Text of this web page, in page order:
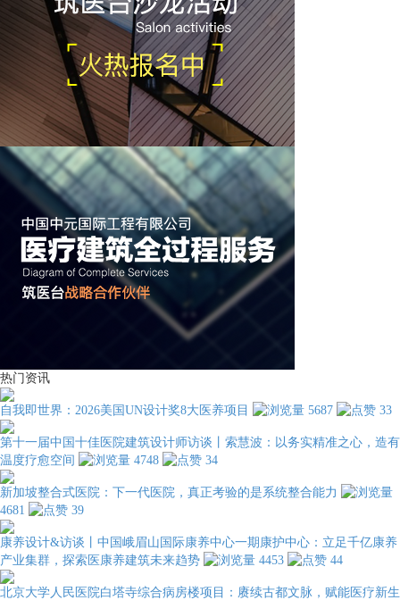
热门资讯
自我即世界：2026美国UN设计奖8大医养项目 5687 33
第十一届中国十佳医院建筑设计师访谈丨索慧波：以务实精准之心，造有
温度疗愈空间
4748 34
新加坡整合式医院：下一代医院，真正考验的是系统整合能力
4681
39
康养设计&访谈丨中国峨眉山国际康养中心一期康护中心：立足千亿康养
产业集群，探索医康养建筑未来趋势
4453 44
北京大学人民医院白塔寺综合病房楼项目：赓续古都文脉，赋能医疗新生